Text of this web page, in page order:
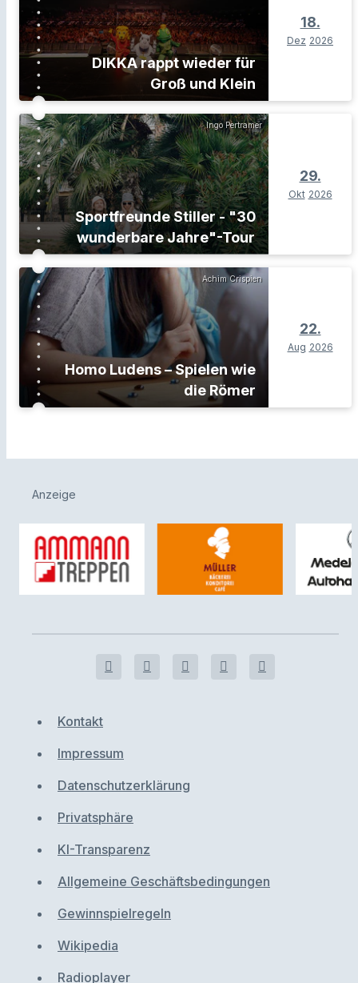
DIKKA rappt wieder für
Groß und Klein
18.
Dez 2026
Ingo Pertramer
Sportfreunde Stiller - "30
wunderbare Jahre"-Tour
29.
Okt 2026
Achim Crispien
Homo Ludens – Spielen wie
die Römer
22.
Aug 2026
Anzeige
Kontakt
Impressum
Datenschutzerklärung
Privatsphäre
KI-Transparenz
Allgemeine Geschäftsbedingungen
Gewinnspielregeln
Wikipedia
Radioplayer